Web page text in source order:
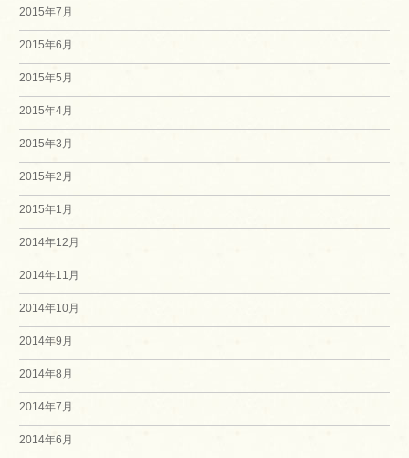
2015年7月
2015年6月
2015年5月
2015年4月
2015年3月
2015年2月
2015年1月
2014年12月
2014年11月
2014年10月
2014年9月
2014年8月
2014年7月
2014年6月